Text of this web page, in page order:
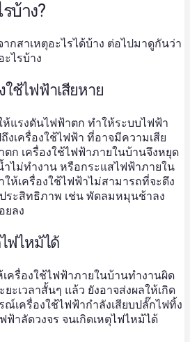
บ้าง?
กสาเหตุอะไรได้บ้าง ต่อไปมาดูกันว่า
ไรบ้าง
ใช้ไฟฟ้าเสียหาย
ห้แรงดันไฟฟ้าตก ทำให้ระบบไฟฟ้า
งเครื่องใช้ไฟฟ้า ที่อาจมีความเสีย
ตก เครื่องใช้ไฟฟ้าภายในบ้านจึงหยุด
ไม่ทำงาน หรือกระแสไฟฟ้าภายใน
ห้เครื่องใช้ไฟฟ้าไม่สามารถที่จะดึง
ระสิทธิภาพ เช่น พัดลมหมุนช้าลง
ยลง
ไฟไหม้ได้
ครื่องใช้ไฟฟ้าภายในบ้านทำงานผิด
ะเวลาสั้นๆ แล้ว ยังอาจส่งผลให้เกิด
เครื่องใช้ไฟฟ้ากำลังเสียบปลั๊กไฟทิ้ง
ฟ้าลัดวงจร จนเกิดเหตุไฟไหม้ได้